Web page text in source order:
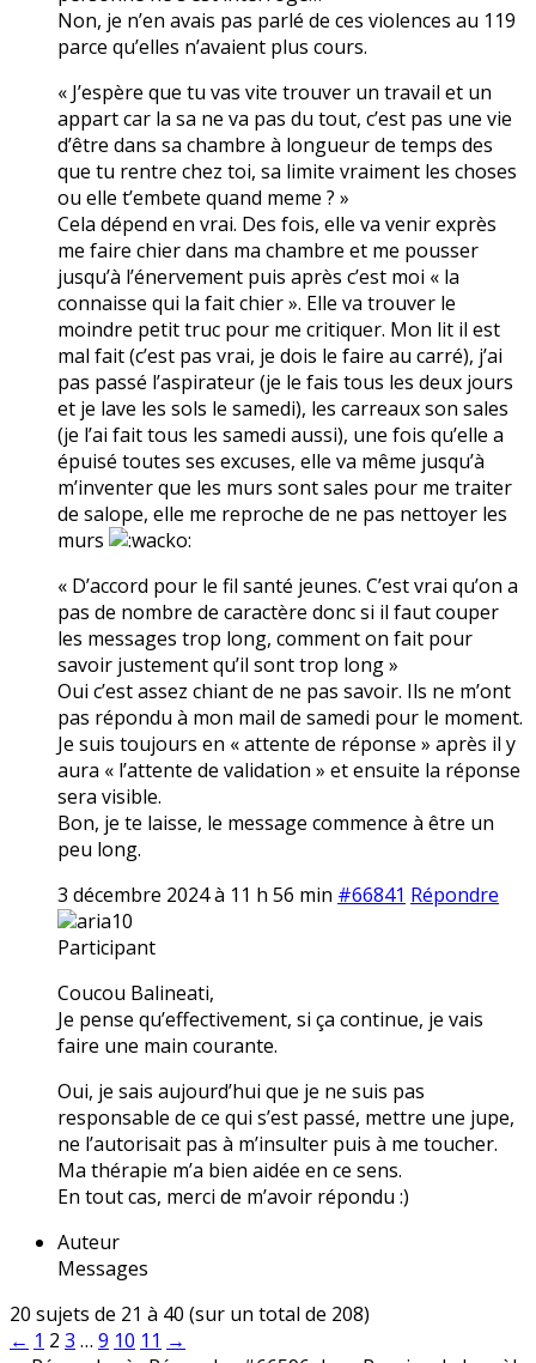
Non, je n’en avais pas parlé de ces violences au 119
parce qu’elles n’avaient plus cours.
« J’espère que tu vas vite trouver un travail et un
appart car la sa ne va pas du tout, c’est pas une vie
d’être dans sa chambre à longueur de temps des
que tu rentre chez toi, sa limite vraiment les choses
ou elle t’embete quand meme ? »
Cela dépend en vrai. Des fois, elle va venir exprès
me faire chier dans ma chambre et me pousser
jusqu’à l’énervement puis après c’est moi « la
connaisse qui la fait chier ». Elle va trouver le
moindre petit truc pour me critiquer. Mon lit il est
mal fait (c’est pas vrai, je dois le faire au carré), j’ai
pas passé l’aspirateur (je le fais tous les deux jours
et je lave les sols le samedi), les carreaux son sales
(je l’ai fait tous les samedi aussi), une fois qu’elle a
épuisé toutes ses excuses, elle va même jusqu’à
m’inventer que les murs sont sales pour me traiter
de salope, elle me reproche de ne pas nettoyer les
murs
« D’accord pour le fil santé jeunes. C’est vrai qu’on a
pas de nombre de caractère donc si il faut couper
les messages trop long, comment on fait pour
savoir justement qu’il sont trop long »
Oui c’est assez chiant de ne pas savoir. Ils ne m’ont
pas répondu à mon mail de samedi pour le moment.
Je suis toujours en « attente de réponse » après il y
aura « l’attente de validation » et ensuite la réponse
sera visible.
Bon, je te laisse, le message commence à être un
peu long.
3 décembre 2024 à 11 h 56 min #66841 Répondre
aria10
Participant
Coucou Balineati,
Je pense qu’effectivement, si ça continue, je vais
faire une main courante.
Oui, je sais aujourd’hui que je ne suis pas
responsable de ce qui s’est passé, mettre une jupe,
ne l’autorisait pas à m’insulter puis à me toucher.
Ma thérapie m’a bien aidée en ce sens.
En tout cas, merci de m’avoir répondu :)
Auteur
Messages
20 sujets de 21 à 40 (sur un total de 208)
← 1 2 3 … 9 10 11 →